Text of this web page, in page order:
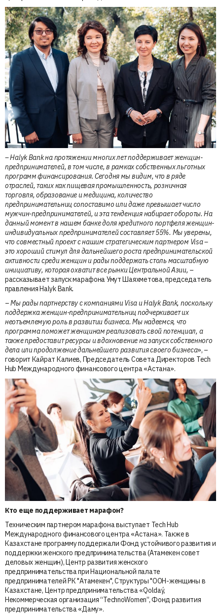
– Halyk Bank на протяжении многих лет поддерживает женщин-
предпринимателей, в том числе, в рамках собственных льготных
программ финансирования. Сегодня мы видим, что в ряде
отраслей, таких как пищевая промышленность, розничная
торговля, образование и медицина, количество
предпринимательниц сопоставимо или даже превышает число
мужчин-предпринимателей, и эта тенденция набирает обороты. На
данный момент в нашем банке доля кредитного портфеля женщин-
индивидуальных предпринимателей составляет 55%. Мы уверены,
что совместный проект с нашим стратегическим партнером Visa –
это хороший стимул для дальнейшего роста предпринимательской
активности среди женщин и рады поддержать столь масштабную
инициативу, которая охватит все рынки Центральной Азии, –
рассказывает запуск марафона Умут Шаяхметова, председатель
правления Halyk Bank.
–Мы рады партнерству с компаниями Visa иHalykBank, поскольку
поддержка женщин-предпринимательниц подчеркивает их
неотъемлемую роль в развитии бизнеса. Мы надеемся, что
программа поможет женщинам реализовать свой потенциал, а
также предоставит ресурсы и вдохновение на запуск собственного
дела или продолжение дальнейшего развития своего бизнеса», –
говорит Кайрат Калиев, Председатель Совета Директоров Tech
Hub Международного финансового центра «Астана».
Кто еще поддерживает марафон?
Техническим партнером марафона выступает Tech Hub
Международного финансового центра «Астана». Также в
Казахстане программу поддержали Фонд устойчивого развития и
поддержки женского предпринимательства (Атамекен совет
деловых женщин), Центр развития женского
предпринимательства при Национальной палате
предпринимателей РК "Атамекен", Структуры "ООН-женщины в
Казахстане, Центр предпринимательства «Qoldaý,
Некоммерческая организация “TechnoWomen”, Фонд развития
предпринимательства «Даму».